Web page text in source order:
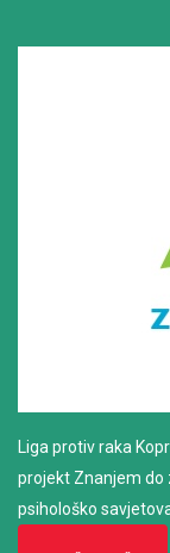
Liga protiv raka
projekt Znanjem do
psihološko